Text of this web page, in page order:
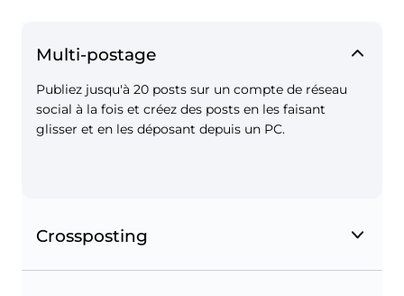
Mentions de page sur Instagram et Facebook
Multi-postage
Publiez jusqu'à 20 posts sur un compte de réseau
social à la fois et créez des posts en les faisant
glisser et en les déposant depuis un PC.
Crossposting